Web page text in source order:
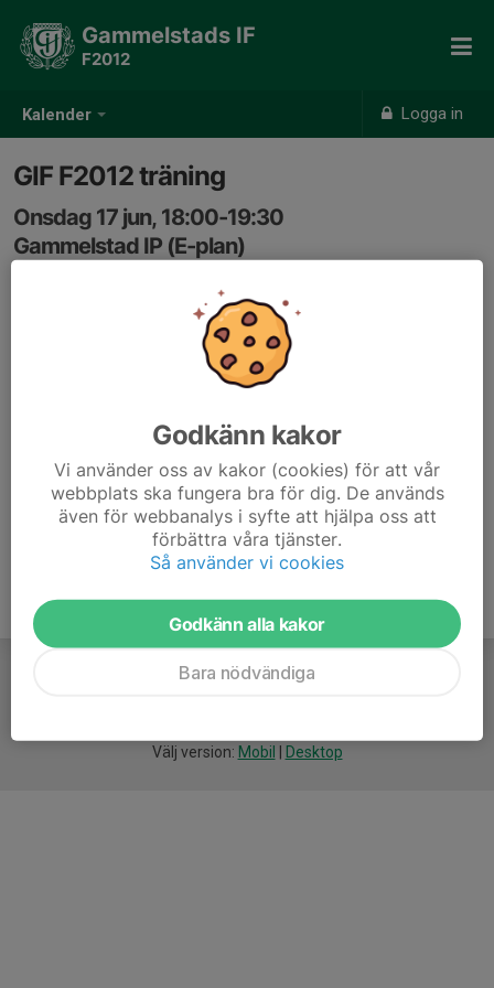
Kalender Logga in
Gammelstads IF
F2012
GIF F2012 träning
Onsdag 17 jun, 18:00-19:30
Gammelstad IP (E-plan)
Samling: 17:50, Gammelstad IP (E-planen)
Välj version: Mobil Desktop
Godkänn kakor
Vi använder oss av kakor (cookies) för att vår
webbplats ska fungera bra för dig. De används
även för webbanalys i syfte att hjälpa oss att
förbättra våra tjänster.
Så använder vi cookies
Godkänn alla kakor
Bara nödvändiga